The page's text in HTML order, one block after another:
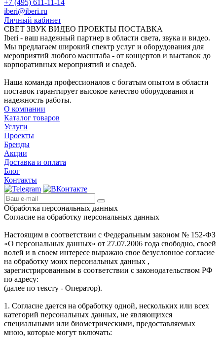
+7 (495) 611-11-14
iberi@iberi.ru
Личный кабинет
СВЕТ ЗВУК ВИДЕО ПРОЕКТЫ ПОСТАВКА
Iberi - ваш надежный партнер в области света, звука и видео.
Мы предлагаем широкий спектр услуг и оборудования для
мероприятий любого масштаба - от концертов и выставок до
корпоративных мероприятий и свадеб.
Наша команда профессионалов с богатым опытом в области
поставок гарантирует высокое качество оборудования и
надежность работы.
О компании
Каталог товаров
Услуги
Проекты
Бренды
Акции
Доставка и оплата
Блог
Контакты
Обработка персональных данных
Согласие на обработку персональных данных
Настоящим в соответствии с Федеральным законом № 152-ФЗ
«О персональных данных» от 27.07.2006 года свободно, своей
волей и в своем интересе выражаю свое безусловное согласие
на обработку моих персональных данных ,
зарегистрированным в соответствии с законодательством РФ
по адресу:
(далее по тексту - Оператор).
1. Согласие дается на обработку одной, нескольких или всех
категорий персональных данных, не являющихся
специальными или биометрическими, предоставляемых
мною, которые могут включать: